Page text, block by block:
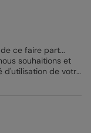
ce faire part...
souhaitions et
d'utilisation de votre
suite à un
On